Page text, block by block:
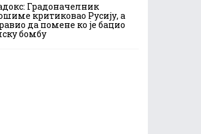
Градоначелник
критиковао Русију, а
да помене ко је бацио
бомбу